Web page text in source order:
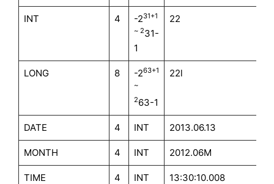
INT 4 -231+1
~ 231-
1
22
LONG 8 -263+1
~
263-1
22l
DATE 4 INT 2013.06.13
MONTH 4 INT 2012.06M
TIME 4 INT 13:30:10.008